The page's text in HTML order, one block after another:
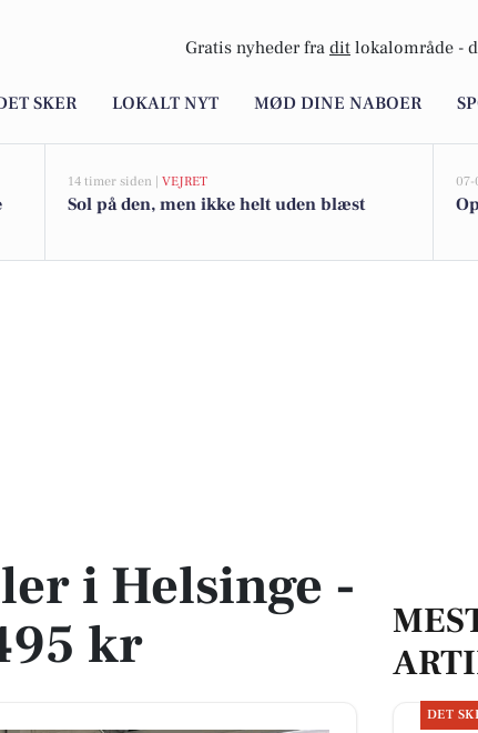
Gratis nyheder fra dit lokalområde -
SKER LOKALT NYT MØD DINE NABOER
14 timer siden | VEJRET
Sol på den, men ikke helt uden blæst
07-
i Helsinge -
kr
DET